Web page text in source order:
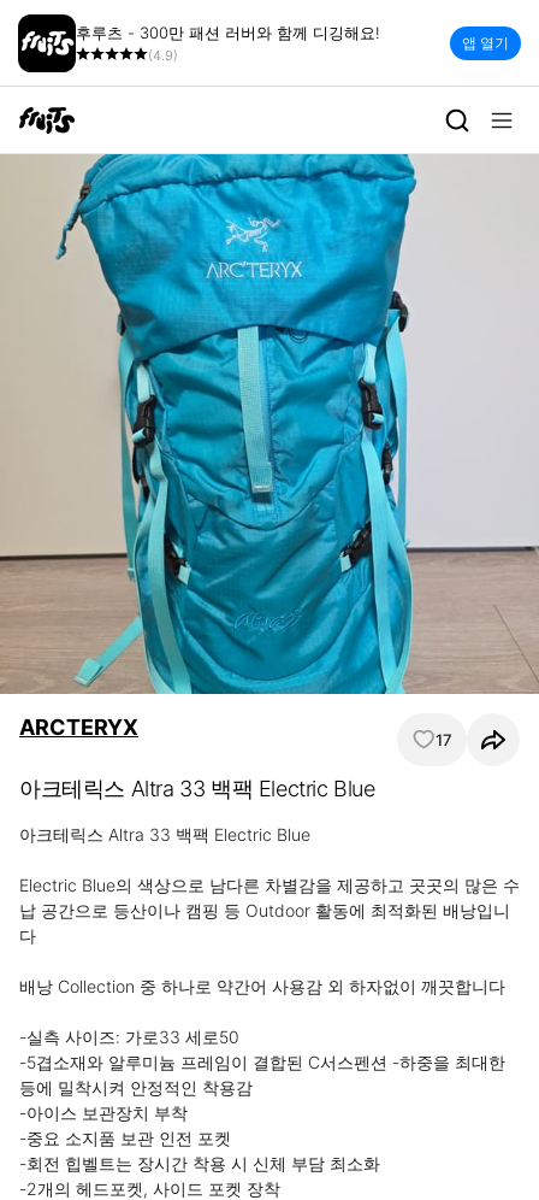
후루츠 - 300만 패션 러버와 함께 디깅해요!
(4.9)
앱 열기
ARCTERYX 17
아크테릭스 Altra 33 백팩 Electric Blue
아크테릭스 Altra 33 백팩 Electric Blue
Electric Blue의 색상으로 남다른 차별감을 제공하고 곳곳의 많은 수
납 공간으로 등산이나 캠핑 등 Outdoor 활동에 최적화된 배낭입니
다
배낭 Collection 중 하나로 약간어 사용감 외 하자없이 깨끗합니다
-실측 사이즈: 가로33 세로50
-5겹소재와 알루미늄 프레임이 결합된 C서스펜션 -하중을 최대한
등에 밀착시켜 안정적인 착용감
-아이스 보관장치 부착
-중요 소지품 보관 인전 포켓
-회전 힙벨트는 장시간 착용 시 신체 부담 최소화
-2개의 헤드포켓, 사이드 포켓 장착